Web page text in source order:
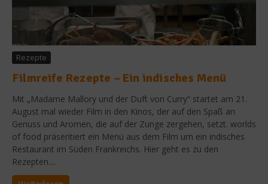
Rezepte
Filmreife Rezepte – Ein indisches Menü
Mit „Madame Mallory und der Duft von Curry“ startet am 21.
August mal wieder Film in den Kinos, der auf den Spaß an
Genuss und Aromen, die auf der Zunge zergehen, setzt. worlds
of food präsentiert ein Menü aus dem Film um ein indisches
Restaurant im Süden Frankreichs. Hier geht es zu den
Rezepten....